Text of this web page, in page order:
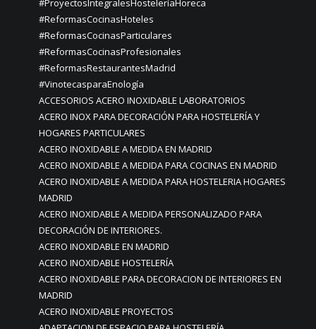
#ProyectosIntegralesHosteleríaHoreca
#ReformasCocinasHoteles
#ReformasCocinasParticulares
#ReformasCocinasProfesionales
#ReformasRestaurantesMadrid
#VinotecasparaEnología
ACCESORIOS ACERO INOXIDABLE LABORATORIOS
ACERO INOX PARA DECORACIÓN PARA HOSTELERÍA Y
HOGARES PARTICULARES
ACERO INOXIDABLE A MEDIDA EN MADRID
ACERO INOXIDABLE A MEDIDA PARA COCINAS EN MADRID
ACERO INOXIDABLE A MEDIDA PARA HOSTELERIA HOGARES
MADRID
ACERO INOXIDABLE A MEDIDA PERSONALIZADO PARA
DECORACIÓN DE INTERIORES.
ACERO INOXIDABLE EN MADRID
ACERO INOXIDABLE HOSTELERÍA
ACERO INOXIDABLE PARA DECORACION DE INTERIORES EN
MADRID
ACERO INOXIDABLE PROYECTOS